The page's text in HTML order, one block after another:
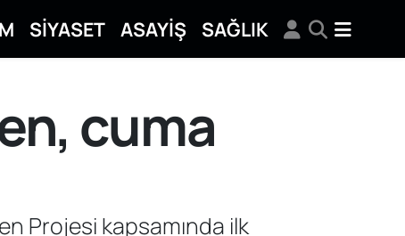
SİYASET ASAYİŞ SAĞLIK
cuma
Projesi kapsamında ilk